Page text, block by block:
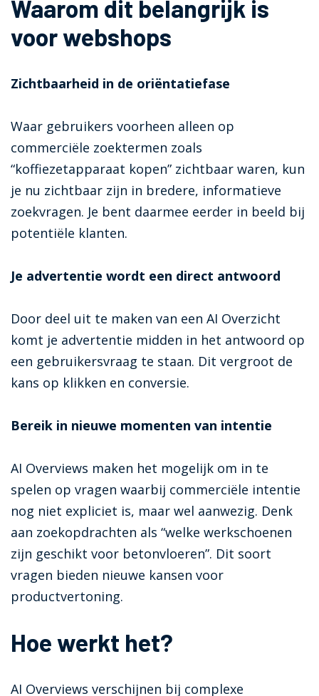
Waarom dit belangrijk is
voor webshops
Zichtbaarheid in de oriëntatiefase
Waar gebruikers voorheen alleen op
commerciële zoektermen zoals
“koffiezetapparaat kopen” zichtbaar waren, kun
je nu zichtbaar zijn in bredere, informatieve
zoekvragen. Je bent daarmee eerder in beeld bij
potentiële klanten.
Je advertentie wordt een direct antwoord
Door deel uit te maken van een AI Overzicht
komt je advertentie midden in het antwoord op
een gebruikersvraag te staan. Dit vergroot de
kans op klikken en conversie.
Bereik in nieuwe momenten van intentie
AI Overviews maken het mogelijk om in te
spelen op vragen waarbij commerciële intentie
nog niet expliciet is, maar wel aanwezig. Denk
aan zoekopdrachten als “welke werkschoenen
zijn geschikt voor betonvloeren”. Dit soort
vragen bieden nieuwe kansen voor
productvertoning.
Hoe werkt het?
AI Overviews verschijnen bij complexe